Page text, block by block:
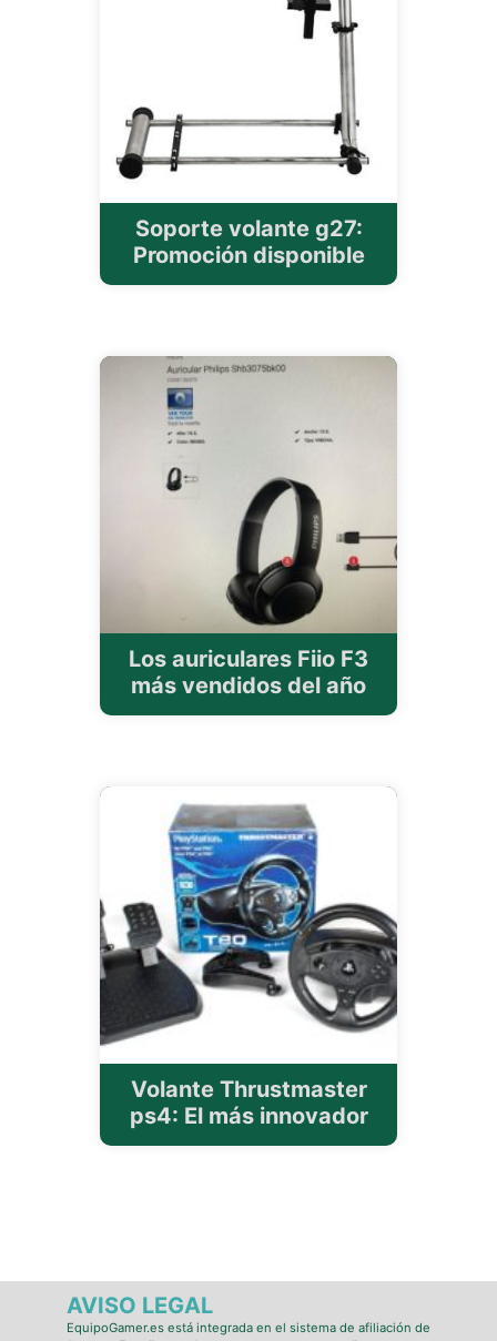
Soporte volante g27:
Promoción disponible
Los auriculares Fiio F3
más vendidos del año
Volante Thrustmaster
ps4: El más innovador
AVISO LEGAL
EquipoGamer.es está integrada en el sistema de afiliación de